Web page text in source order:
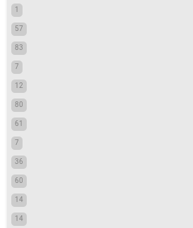
1
57
83
7
12
80
61
7
36
60
14
14